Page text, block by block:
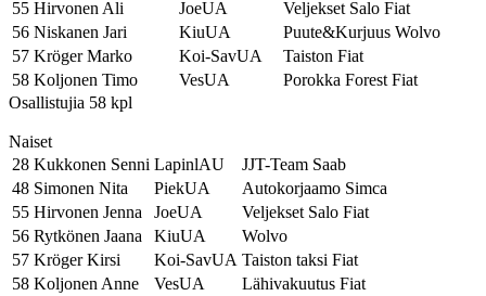
55 Hirvonen Ali JoeUA
Veljekset Salo Fiat
56 Niskanen Jari KiuUA
Puute&Kurjuus Wolvo
57 Kröger Marko Koi-SavUA
Taiston Fiat
58 Koljonen Timo VesUA
Porokka Forest Fiat
Osallistujia 58 kpl
Naiset
28 Kukkonen Senni LapinlAU
JJT-Team Saab
48 Simonen Nita PiekUA
Autokorjaamo Simca
55 Hirvonen Jenna JoeUA
Veljekset Salo Fiat
56 Rytkönen Jaana KiuUA
Wolvo
57 Kröger Kirsi Koi-SavUA Taiston taksi Fiat
58 Koljonen Anne VesUA
Lähivakuutus Fiat